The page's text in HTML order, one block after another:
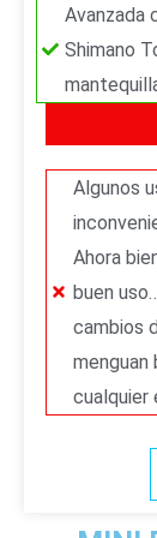
Avanzada
Shimano
Algunos
Ahora
buen
cambios
cualquier